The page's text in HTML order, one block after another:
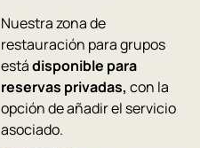
Nuestra zona de
restauración para grupos
estádisponible para
reservas privadas, con la
opción de añadir el servicio
asociado.